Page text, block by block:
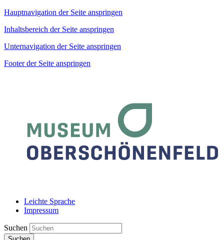
Hauptnavigation der Seite anspringen
Inhaltsbereich der Seite anspringen
Unternavigation der Seite anspringen
Footer der Seite anspringen
Leichte Sprache
Impressum
Suchen